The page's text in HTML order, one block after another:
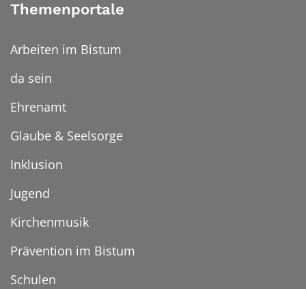
Themenportale
Arbeiten im Bistum
da sein
Ehrenamt
Glaube & Seelsorge
Inklusion
Jugend
Kirchenmusik
Prävention im Bistum
Schulen